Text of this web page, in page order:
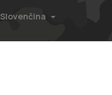
Slovenčina